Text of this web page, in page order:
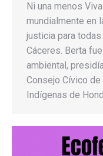
Ni una menos
mundialmente en
justicia para
Cáceres. Berta
ambiental,
Consejo Cívico
Indígenas de